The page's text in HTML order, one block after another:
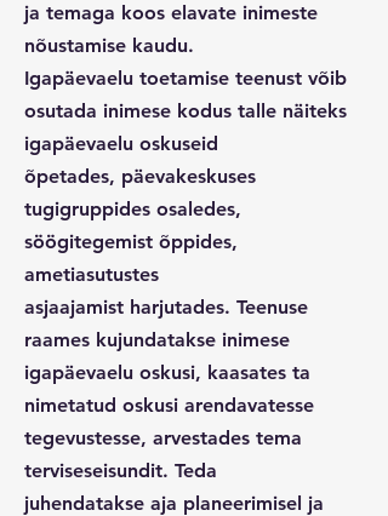
ja temaga koos elavate inimeste
nõustamise kaudu.
Igapäevaelu toetamise teenust võib
osutada inimese kodus talle näiteks
igapäevaelu oskuseid
õpetades, päevakeskuses
tugigruppides osaledes,
söögitegemist õppides,
ametiasutustes
asjaajamist harjutades. Teenuse
raames kujundatakse inimese
igapäevaelu oskusi, kaasates ta
nimetatud oskusi arendavatesse
tegevustesse, arvestades tema
terviseseisundit. Teda
juhendatakse aja planeerimisel ja